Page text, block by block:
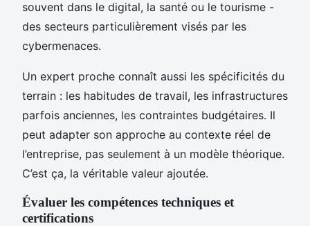
souvent dans le digital, la santé ou le tourisme -
des secteurs particulièrement visés par les
cybermenaces.
Un expert proche connaît aussi les spécificités du
terrain : les habitudes de travail, les infrastructures
parfois anciennes, les contraintes budgétaires. Il
peut adapter son approche au contexte réel de
l’entreprise, pas seulement à un modèle théorique.
C’est ça, la véritable valeur ajoutée.
Évaluer les compétences techniques et
certifications